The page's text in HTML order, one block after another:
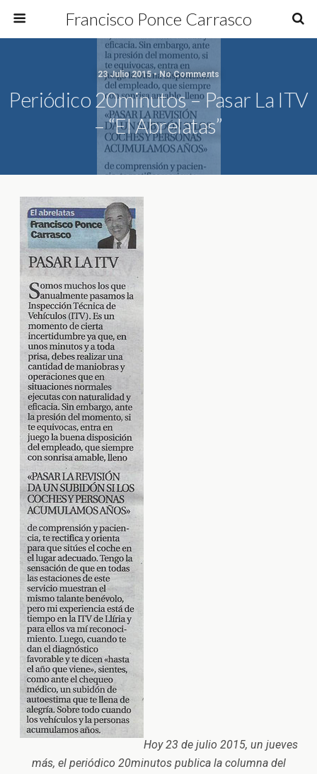
Francisco Ponce Carrasco
23 Julio 2015 • No Comments
Periódico 20minutos – Pasar La ITV
– “El Abrelatas”
Hoy 23 de julio 2015, un jueves
más, el periódico 20minutos publica la columna del